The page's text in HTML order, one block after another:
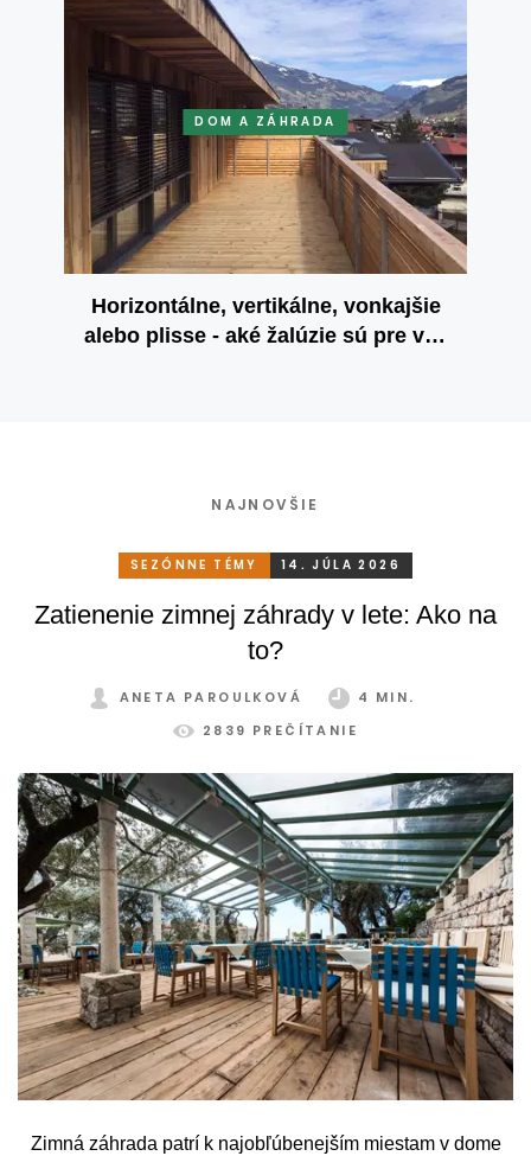
DOM A ZÁHRADA
Horizontálne, vertikálne, vonkajšie
alebo plisse - aké žalúzie sú pre vás
NAJNOVŠIE
SEZÓNNE TÉMY 14. JÚLA 2026
Zatienenie zimnej záhrady v lete: Ako na
to?
ANETA PAROULKOVÁ
4 MIN.
2839 PREČÍTANIE
Zimná záhrada patrí k najobľúbenejším miestam v dome